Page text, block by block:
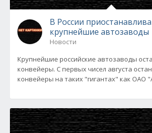
В России
крупнейшие автозаводы
Новости
Крупнейшие российские автозаводы
конвейеры. С первых чисел августа
конвейеры на таких "гигантах" как ОАО